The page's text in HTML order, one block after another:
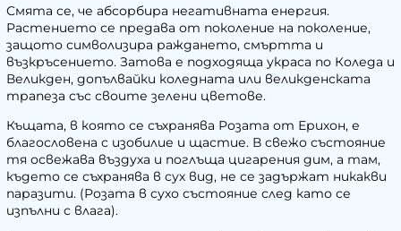
Смята се, че абсорбира негативната енергия.
Растението се предава от поколение на поколение,
защото символизира раждането, смъртта и
възкръсението. Затова е подходяща украса по Коледа и
Великден, допълвайки коледната или великденската
трапеза със своите зелени цветове.
Къщата, в която се съхранява Розата от Ерихон, е
благословена с изобилие и щастие. В свежо състояние
тя освежава въздуха и поглъща цигарения дим, а там,
където се съхранява в сух вид, не се задържат никакви
паразити. (Розата в сухо състояние след като се
изпълни с влага).